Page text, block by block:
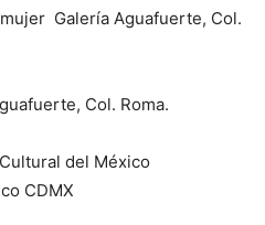
Galería Aguafuerte, Col.
Col. Roma.
del México
CDMX